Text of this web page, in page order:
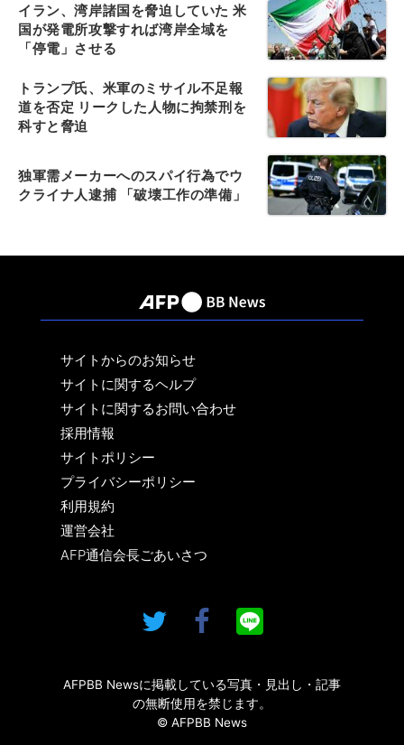
イラン、湾岸諸国を脅迫していた 米
国が発電所攻撃すれば湾岸全域を
「停電」させる
トランプ氏、米軍のミサイル不足報
道を否定 リークした人物に拘禁刑を
科すと脅迫
独軍需メーカーへのスパイ行為でウ
クライナ人逮捕 「破壊工作の準備」
サイトからのお知らせ
サイトに関するヘルプ
サイトに関するお問い合わせ
採用情報
サイトポリシー
プライバシーポリシー
利用規約
運営会社
AFP通信会長ごあいさつ
AFPBB Newsに掲載している写真・見出し・記事
の無断使用を禁じます。
© AFPBB News